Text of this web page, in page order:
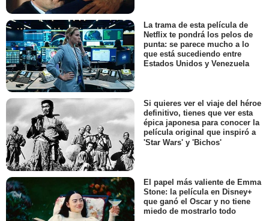
La trama de esta película de
Netflix te pondrá los pelos de
punta: se parece mucho a lo
que está sucediendo entre
Estados Unidos y Venezuela
Si quieres ver el viaje del héroe
definitivo, tienes que ver esta
épica japonesa para conocer la
película original que inspiró a
'Star Wars' y 'Bichos'
El papel más valiente de Emma
Stone: la película en Disney+
que ganó el Oscar y no tiene
miedo de mostrarlo todo